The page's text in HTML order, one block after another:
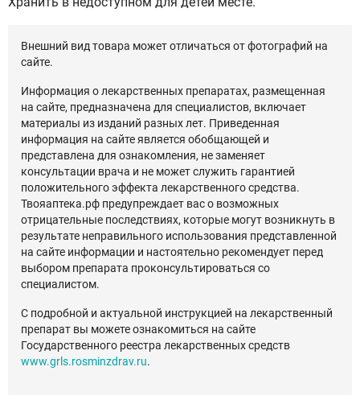
Внешний вид товара может отличаться от фотографий на
сайте.
Информация о лекарственных препаратах, размещенная
на сайте, предназначена для специалистов, включает
материалы из изданий разных лет. Приведенная
информация на сайте является обобщающей и
представлена для ознакомления, не заменяет
консультации врача и не может служить гарантией
положительного эффекта лекарственного средства.
Твояаптека.рф предупреждает вас о возможных
отрицательные последствиях, которые могут возникнуть в
результате неправильного использования представленной
на сайте информации и настоятельно рекомендует перед
выбором препарата проконсультироваться со
специалистом.
С подробной и актуальной инструкцией на лекарственный
препарат вы можете ознакомиться на сайте
Государственного реестра лекарственных средств
www.grls.rosminzdrav.ru.